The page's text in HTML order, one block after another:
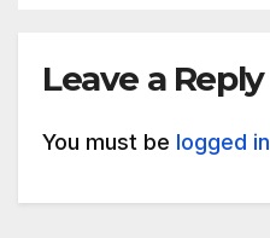
Leave a Reply
You must be logged in